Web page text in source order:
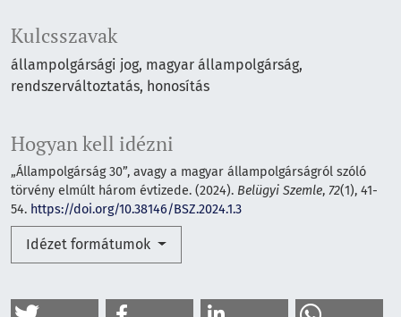
Kulcsszavak
állampolgársági jog magyar állampolgárság
rendszerváltoztatás honosítás
Hogyan kell idézni
„Állampolgárság 30”, avagy a magyar állampolgárságról szóló
törvény elmúlt három évtizede. (2024). Belügyi Szemle, 72(1), 41-
54. https://doi.org/10.38146/BSZ.2024.1.3
Idézet formátumok